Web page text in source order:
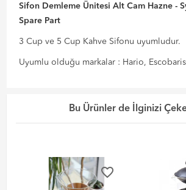
Sifon Demleme Ünitesi Alt Cam Hazne -
Spare Part
3 Cup ve 5 Cup Kahve Sifonu uyumludur.
Uyumlu olduğu markalar : Hario,
Bu Ürünler de İlginizi
favorite_border